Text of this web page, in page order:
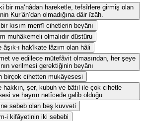
bir ma‘nâdan hareketle, tefsîrlere girmiş olan
Kur’ân’dan olmadığına dâir îzâh.
kısım menfî cihetlerin beyânı
muhâkemeli olmalıdır düstûru
ı hakîkate lâzım olan hâli
ve edillece mütefâvit olmasından, her şeye
verilmesi gerektiğinin beyânı
birçok cihetten mukâyesesi
hakkın, şer, kubuh ve bâtıl ile çok cihetle
ve hayrın netîcede gālib olduğu
sebeb olan beş kuvveti
i kifâyetinin iki sebebi